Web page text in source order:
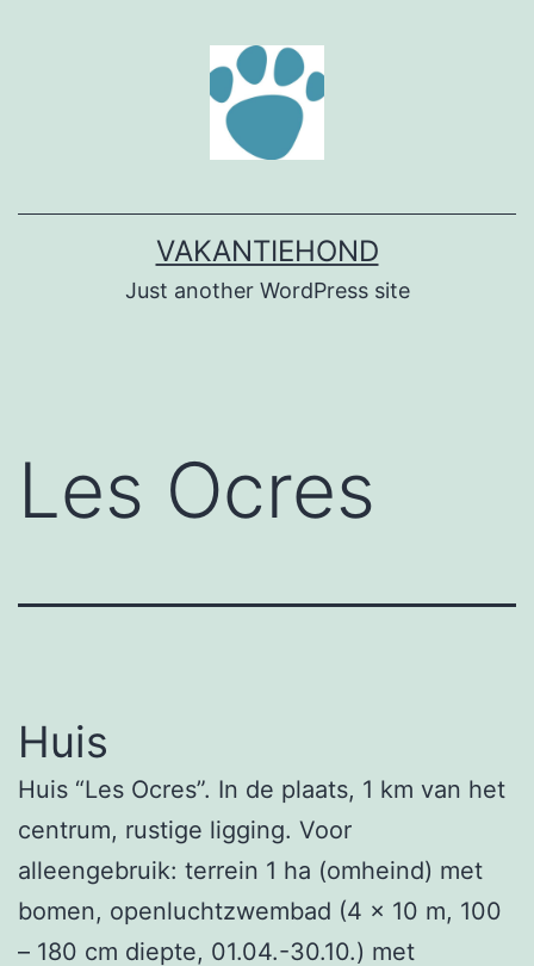
VAKANTIEHOND
Just another WordPress site
Les Ocres
Huis
Huis “Les Ocres”. In de plaats, 1 km van het
centrum, rustige ligging. Voor
alleengebruik: terrein 1 ha (omheind) met
bomen, openluchtzwembad (4 x 10 m, 100
– 180 cm diepte, 01.04.-30.10.) met